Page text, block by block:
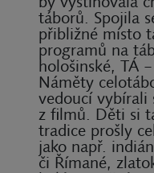
táborů. Spojila
přibližné místo
programů na
hološinské, TÁ
Náměty
vedoucí vybírali
z filmů. Děti si
tradice prošly
jako např.
či Římané,